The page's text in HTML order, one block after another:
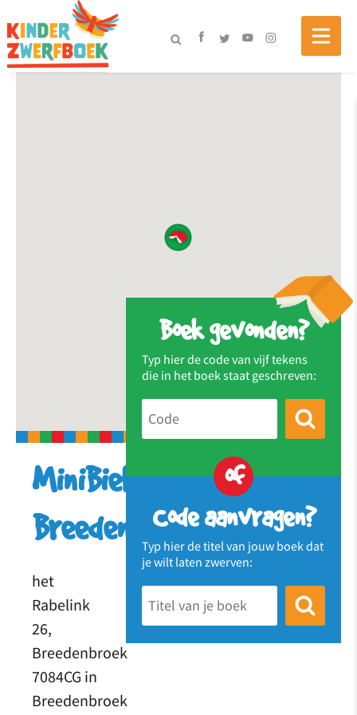
Boek gevonden?
Typ hier de code van vijf tekens
die in het boek staat geschreven:
of
Code aanvragen?
Typ hier de titel van jouw boek dat
je wilt laten zwerven:
MiniBieb
Breedenbroek
het
Rabelink
26,
Breedenbroek
7084CG in
Breedenbroek